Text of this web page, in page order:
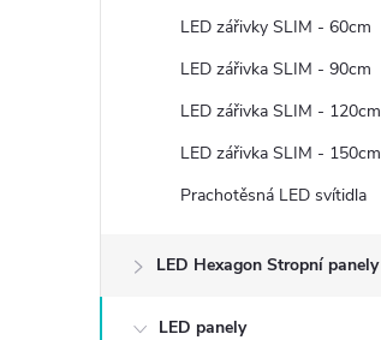
í
LED zářivky SLIM - 60cm
LED zářivka SLIM - 90cm
LED zářivka SLIM - 120cm
LED zářivka SLIM - 150cm
Prachotěsná LED svítidla
LED Hexagon Stropní panely
LED panely